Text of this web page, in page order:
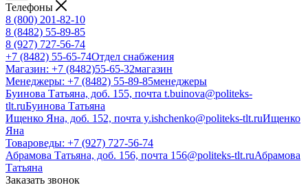
Телефоны
8 (800) 201-82-10
8 (8482) 55-89-85
8 (927) 727-56-74
+7 (8482) 55-65-74Отдел снабжения
Магазин: +7 (8482)55-65-32магазин
Менеджеры: +7 (8482) 55-89-85менеджеры
Буинова Татьяна, доб. 155, почта t.buinova@politeks-
tlt.ruБуинова Татьяна
Ищенко Яна, доб. 152, почта y.ishchenko@politeks-tlt.ruИщенко
Яна
Товароведы: +7 (927) 727-56-74
Абрамова Татьяна, доб. 156, почта 156@politeks-tlt.ruАбрамова
Татьяна
Заказать звонок